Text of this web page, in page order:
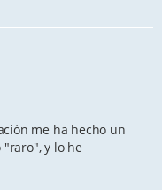
me ha hecho un
y lo he